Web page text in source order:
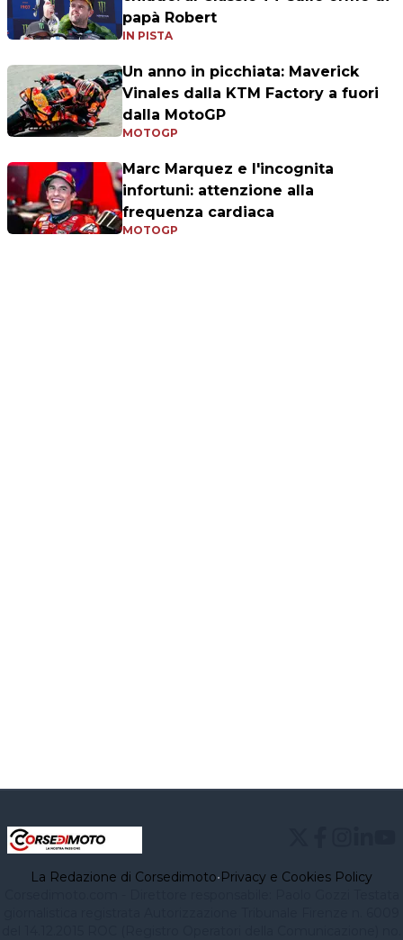
papà Robert
IN PISTA
Un anno in picchiata: Maverick
Vinales dalla KTM Factory a fuori
dalla MotoGP
MOTOGP
Marc Marquez e l'incognita
infortuni: attenzione alla
frequenza cardiaca
MOTOGP
La Redazione di Corsedimoto•Privacy e Cookies Policy